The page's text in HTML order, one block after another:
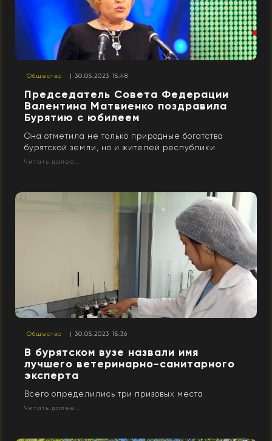
Общество | 30.05.2023 15:48
Председатель Совета Федерации
Валентина Матвиенко поздравила
Бурятию с юбилеем
Она отметила не только природные богатства
бурятской земли, но и жителей республики
Читать далее...
Общество | 30.05.2023 15:36
В бурятском вузе назвали имя
лучшего ветеринарно-санитарного
эксперта
Всего определились три призовых места
Читать далее...